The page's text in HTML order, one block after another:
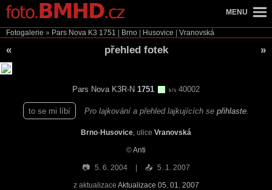
Fotogalerie » Pars Nova K3 1751 Brno Husovice Vranovská
« přehled fotek »
Pars Nova K3R-N 1751 k/s 40002
to se mi líbí Pro lajkování a přehled lajkujících se přihlaste
Brno-Husovice, ulice Vranovská
©Anti
📷 5. 6. 2004 📤 5. 1. 2007
z aktualizace Aktualizace 05. 01. 2007
MENU